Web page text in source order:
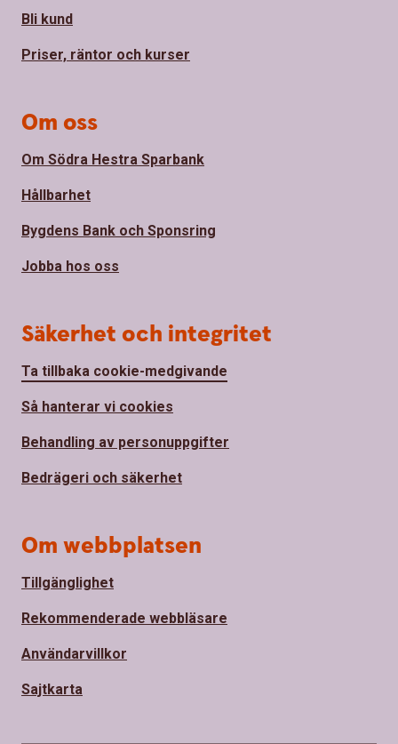
Bli kund
Priser, räntor och kurser
Om oss
Om Södra Hestra Sparbank
Hållbarhet
Bygdens Bank och Sponsring
Jobba hos oss
Säkerhet och integritet
Ta tillbaka cookie-medgivande
Så hanterar vi cookies
Behandling av personuppgifter
Bedrägeri och säkerhet
Om webbplatsen
Tillgänglighet
Rekommenderade webbläsare
Användarvillkor
Sajtkarta